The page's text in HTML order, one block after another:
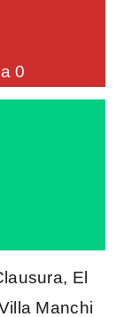
0
El
Manchi